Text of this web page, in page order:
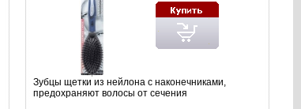
Зубцы щетки из нейлона с наконечниками,
предохраняют волосы от сечения